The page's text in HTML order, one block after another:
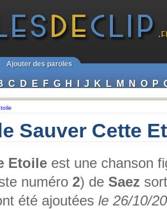
Ajouter des paroles
C D E F G H I J K L M N O P
Sauver Cette
Etoile est une chanson
numéro 2) de Saez
été ajoutées le 26/10/